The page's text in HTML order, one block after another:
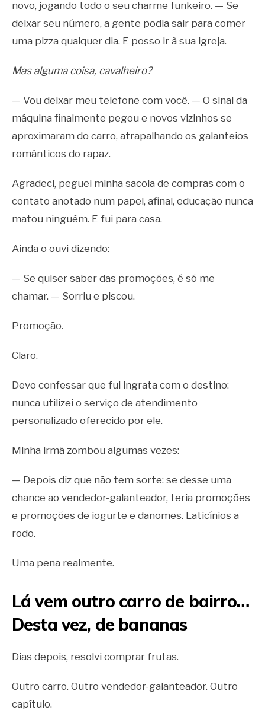
novo, jogando todo o seu charme funkeiro. — Se
deixar seu número, a gente podia sair para comer
uma pizza qualquer dia. E posso ir à sua igreja.
Mas alguma coisa, cavalheiro?
— Vou deixar meu telefone com você. — O sinal da
máquina finalmente pegou e novos vizinhos se
aproximaram do carro, atrapalhando os galanteios
românticos do rapaz.
Agradeci, peguei minha sacola de compras com o
contato anotado num papel, afinal, educação nunca
matou ninguém. E fui para casa.
Ainda o ouvi dizendo:
— Se quiser saber das promoções, é só me
chamar. — Sorriu e piscou.
Promoção.
Claro.
Devo confessar que fui ingrata com o destino:
nunca utilizei o serviço de atendimento
personalizado oferecido por ele.
Minha irmã zombou algumas vezes:
— Depois diz que não tem sorte: se desse uma
chance ao vendedor-galanteador, teria promoções
e promoções de iogurte e danomes. Laticínios a
rodo.
Uma pena realmente.
Lá vem outro carro de bairro…
Desta vez, de bananas
Dias depois, resolvi comprar frutas.
Outro carro. Outro vendedor-galanteador. Outro
capítulo.